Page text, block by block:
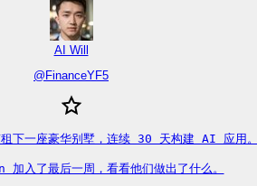
AI Will
@ FinanceYF5
租下一座豪华别墅，连续 30 天构建 AI 应用
入了最后一周，看看他们做出了什么。